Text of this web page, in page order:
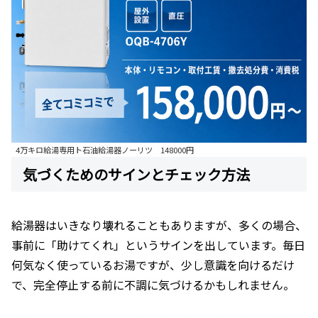
4万キロ給湯専用ト石油給湯器ノーリツ 148000円
気づくためのサインとチェック方法
給湯器はいきなり壊れることもありますが、多くの場合、
事前に「助けてくれ」というサインを出しています。毎日
何気なく使っているお湯ですが、少し意識を向けるだけ
で、完全停止する前に不調に気づけるかもしれません。